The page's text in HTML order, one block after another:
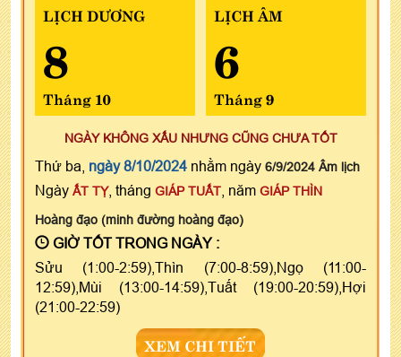
LỊCH DƯƠNG
8
Tháng 10
LỊCH ÂM
6
Tháng 9
NGÀY KHÔNG XẤU NHƯNG CŨNG CHƯA TỐT
Thứ ba, ngày 8/10/2024 nhằm ngày 6/9/2024 Âm lịch
Ngày ẤT TỴ, tháng GIÁP TUẤT , năm GIÁP THÌN
Hoàng đạo (minh đường hoàng đạo)
GIỜ TỐT TRONG NGÀY :
Sửu (1:00-2:59),Thìn (7:00-8:59),Ngọ (11:00-
12:59),Mùi (13:00-14:59),Tuất (19:00-20:59),Hợi
(21:00-22:59)
XEM CHI TIẾT